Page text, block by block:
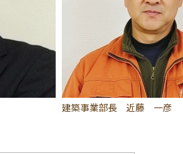
建築事業部長 近藤 一彦